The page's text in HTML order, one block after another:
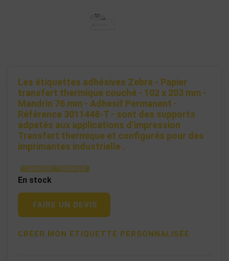
Les étiquettes adhésives Zebra - Papier
transfert thermique couché - 102 x 203 mm -
Mandrin 76 mm - Adhesif Permanent -
Référence 3011448-T - sont des supports
adpatés aux applications d’impression
Transfert thermique et configurés pour des
imprimantes industrielle .
TRANSFERT THERMIQUE
En stock
FAIRE UN DEVIS
CRÉER MON ÉTIQUETTE PERSONNALISÉE